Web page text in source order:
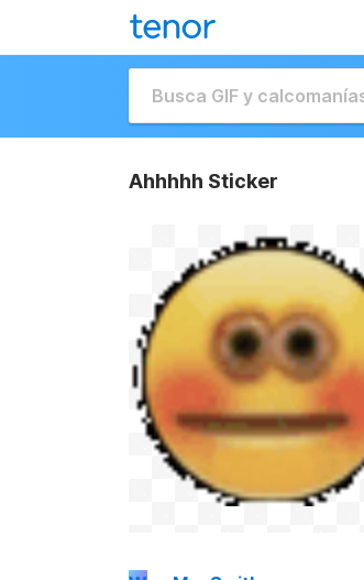
Ahhhhh Sticker